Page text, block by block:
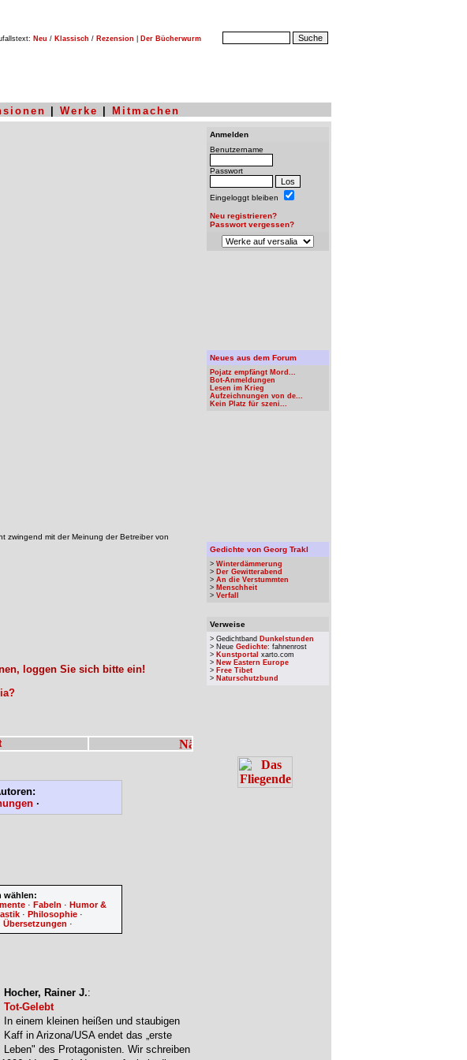
Neu / Klassisch / Rezension Der Bücherwurm
Werke Mitmachen
zwingend mit der Meinung der Betreiber von
loggen Sie sich bitte ein!
·
wählen:
· Fabeln · Humor &
· Philosophie·
Übersetzungen ·
Hocher, Rainer J.:
Tot-Gelebt
In einem kleinen heißen und staubigen
Kaff in Arizona/USA endet das „erste
Leben" des Protagonisten. Wir schreiben
Anmelden
Benutzername
Passwort
Eingeloggt bleiben
Neu registrieren?
Passwort vergessen?
Neues aus dem Forum
Pojatz empfängt Mord...
Bot-Anmeldungen
Lesen im Krieg
Aufzeichnungen von de...
Kein Platz für szeni...
Gedichte von Georg Trakl
> Winterdämmerung
> Der Gewitterabend
> An die Verstummten
> Menschheit
> Verfall
Verweise
> Gedichtband Dunkelstunden
> Neue Gedichte: fahnenrost
> Kunstportal xarto.com
> New Eastern Europe
> Free Tibet
> Naturschutzbund